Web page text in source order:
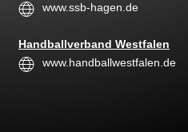
www.ssb-hagen.de
Handballverband Westfalen
www.handballwestfalen.de